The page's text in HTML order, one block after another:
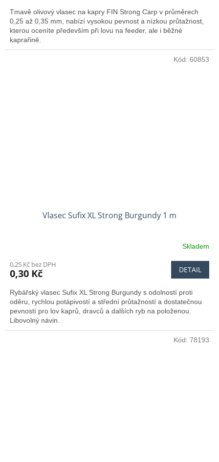
Tmavě olivový vlasec na kapry FIN Strong Carp v průměrech
0,25 až 0,35 mm, nabízí vysokou pevnost a nízkou průtažnost,
kterou oceníte především při lovu na feeder, ale i běžné
kaprařině.
Vlasec Sufix XL Strong Burgundy 1 m
Skladem
0,25 Kč bez DPH
0,30 Kč DETAIL
Rybářský vlasec Sufix XL Strong Burgundy s odolností proti
oděru, rychlou potápivostí a střední průtažností a dostatečnou
pevností pro lov kaprů, dravců a dalších ryb na položenou.
Libovolný návin.
Kód: 60853
Kód: 78193